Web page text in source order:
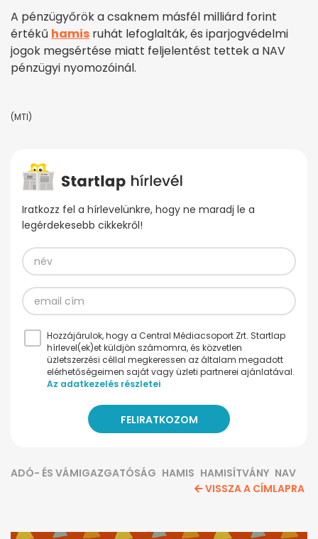
A pénzügyőrök a csaknem másfél milliárd forint
értékű hamis ruhát lefoglalták, és iparjogvédelmi
jogok megsértése miatt feljelentést tettek a NAV
pénzügyi nyomozóinál.
(MTI)
Iratkozz fel a hírlevelünkre, hogy ne maradj le a
legérdekesebb cikkekről!
Hozzájárulok, hogy a Central Médiacsoport Zrt. Startlap
hírlevel(ek)et küldjön számomra, és közvetlen
üzletszerzési céllal megkeressen az általam megadott
elérhetőségeimen saját vagy üzleti partnerei ajánlatával.
Az adatkezelés részletei
ADÓ- ÉS VÁMIGAZGATÓSÁG HAMIS HAMISÍTVÁNY NAV
VISSZA A CÍMLAPRA